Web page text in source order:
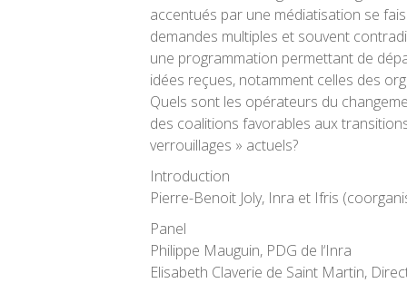
accentués par une médiatisation se
demandes multiples et souvent
une programmation permettant de
idées reçues, notamment celles des
Quels sont les opérateurs du
des coalitions favorables aux
verrouillages » actuels?
Introduction
Pierre-Benoit Joly, Inra et Ifris
Panel
Philippe Mauguin, PDG de l‘Inra
Elisabeth Claverie de Saint Martin,